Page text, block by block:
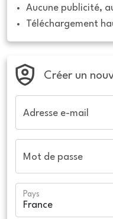
Aucune publicité,
Téléchargement
Créer un
Adresse e-mail
Mot de passe
Pays